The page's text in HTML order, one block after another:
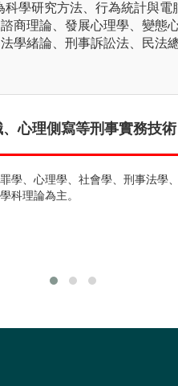
科學研究方法、行為統計與電
商理論、發展心理學、變態
學緒論、刑事訴訟法、民法
資格，可擔任輔導教師或一般教師
庭教育專業人員、社區輔導預防人
心理側寫等刑事實務技
學、心理學、社會學、刑事法學
科理論為主。